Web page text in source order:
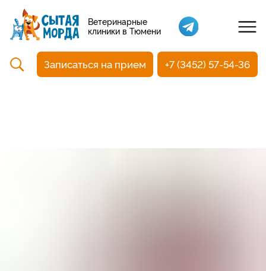
Ветеринарные
клиники в Тюмени
Кастрация собак
Вакцинация
Стоматология
Ультразвуковая чистка зубов
Общий анализ крови